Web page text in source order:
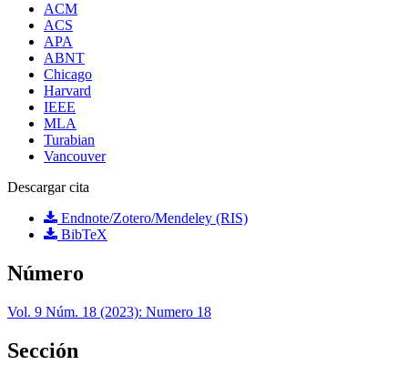
ACM
ACS
APA
ABNT
Chicago
Harvard
IEEE
MLA
Turabian
Vancouver
Descargar cita
Endnote/Zotero/Mendeley (RIS)
BibTeX
Número
Vol. 9 Núm. 18 (2023): Numero 18
Sección